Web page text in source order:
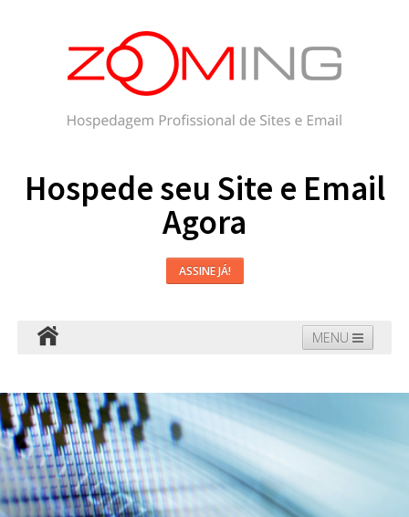
Hospede seu Site e Email
Agora
ASSINE JÁ!
MENU
Domínios Blog Suporte